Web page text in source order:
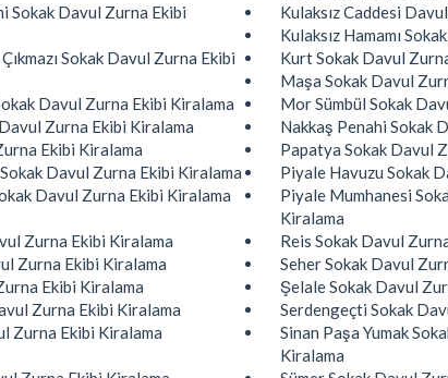
Sokak Davul Zurna Ekibi
Kulaksız Caddesi
Kulaksız Hamamı
Sokak Davul Zurna Ekibi
Kurt Sokak Davul
Maşa Sokak Davul
Davul Zurna Ekibi Kiralama
Mor Sümbül Sokak
Zurna Ekibi Kiralama
Nakkaş Penahi Sokak
Ekibi Kiralama
Papatya Sokak Davul
Davul Zurna Ekibi Kiralama
Piyale Havuzu Sokak
Davul Zurna Ekibi Kiralama
Piyale Mumhanesi
Kiralama
Zurna Ekibi Kiralama
Reis Sokak Davul
Zurna Ekibi Kiralama
Seher Sokak Davul
Ekibi Kiralama
Şelale Sokak Davul
Zurna Ekibi Kiralama
Serdengeçti Sokak
Zurna Ekibi Kiralama
Sinan Paşa Yumak
Kiralama